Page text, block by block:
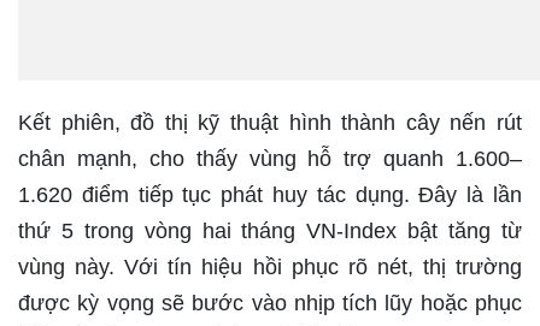
Kết phiên, đồ thị kỹ thuật hình thành cây nến rút
chân mạnh, cho thấy vùng hỗ trợ quanh 1.600–
1.620 điểm tiếp tục phát huy tác dụng. Đây là lần
thứ 5 trong vòng hai tháng VN-Index bật tăng từ
vùng này. Với tín hiệu hồi phục rõ nét, thị trường
được kỳ vọng sẽ bước vào nhịp tích lũy hoặc phục